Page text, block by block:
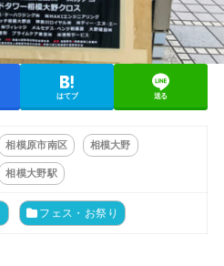
はてブ 送る
相模原市南区 相模大野
相模大野駅
フェス・お祭り